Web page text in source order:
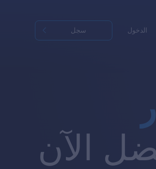
الدخول سجل
الآن